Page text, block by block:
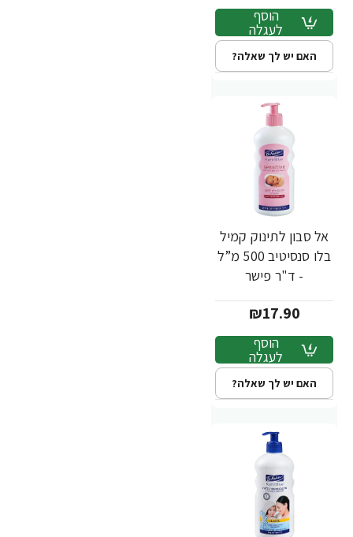
הוסף
לעגלה
האם יש לך שאלה?
אל סבון לתינוק קמיל
בלו סנסיטיב 500 מ”ל
- ד"ר פישר
₪17.90
הוסף
לעגלה
האם יש לך שאלה?